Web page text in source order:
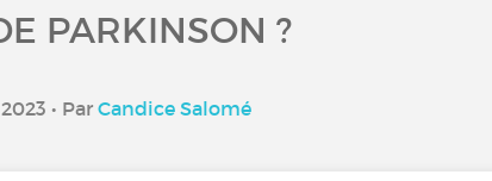
PARKINSON ?
• Par Candice Salomé